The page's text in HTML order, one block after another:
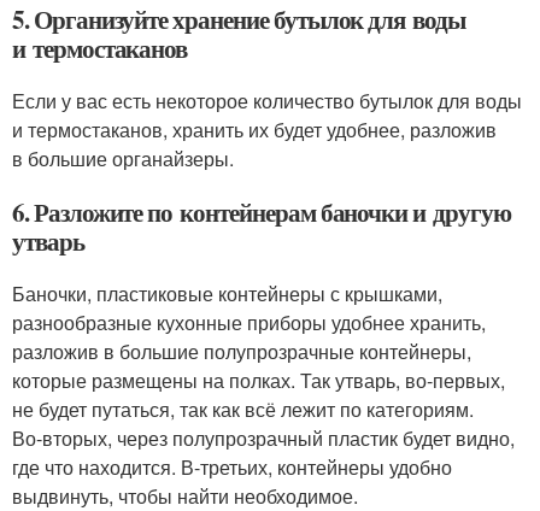
5. Организуйте хранение бутылок для воды
и термостаканов
Если у вас есть некоторое количество бутылок для воды
и термостаканов, хранить их будет удобнее, разложив
в большие органайзеры.
6. Разложите по контейнерам баночки и другую
утварь
Баночки, пластиковые контейнеры с крышками,
разнообразные кухонные приборы удобнее хранить,
разложив в большие полупрозрачные контейнеры,
которые размещены на полках. Так утварь, во‑первых,
не будет путаться, так как всё лежит по категориям.
Во‑вторых, через полупрозрачный пластик будет видно,
где что находится. В-третьих, контейнеры удобно
выдвинуть, чтобы найти необходимое.